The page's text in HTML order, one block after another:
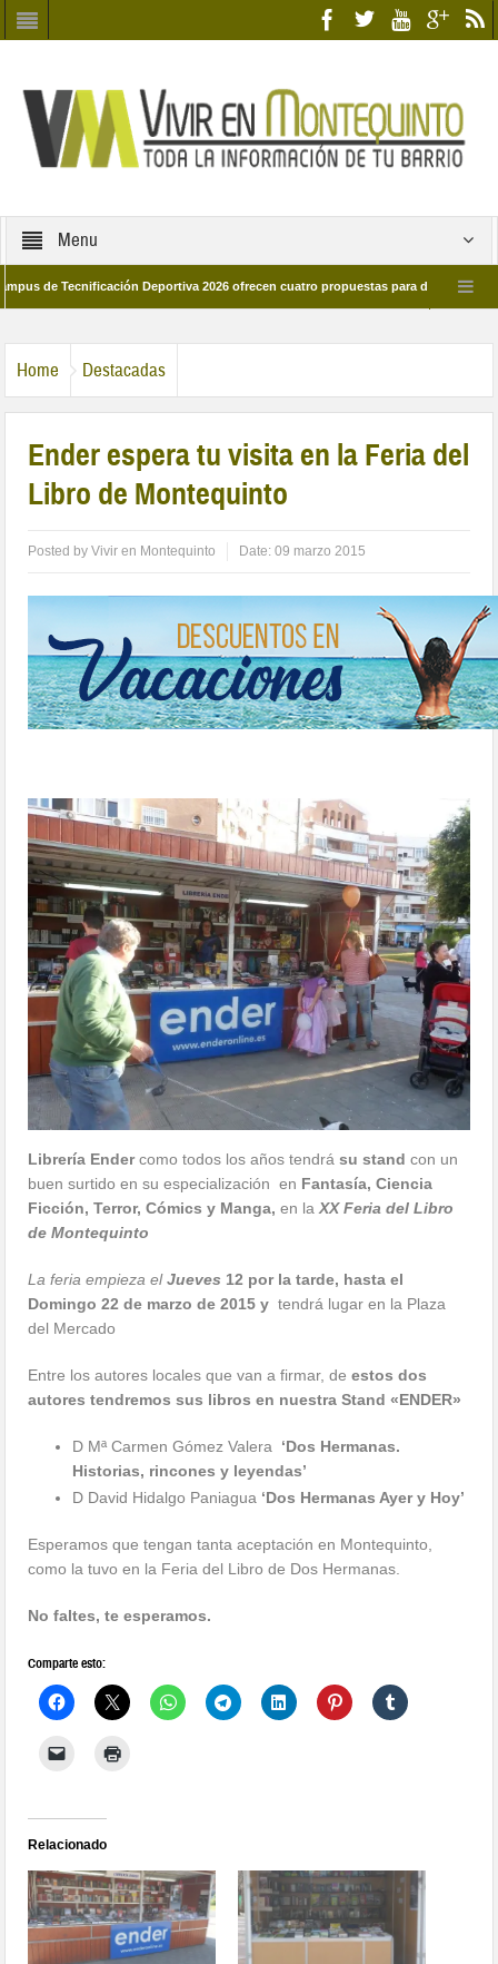
Menu
Tecnificación Deportiva 2026 ofrecen cuatro propuestas para disfrutar del
Home Destacadas
Ender espera tu visita en la Feria del
Libro de Montequinto
Posted byVivir en Montequinto Date:09 marzo 2015
Librería Endercomo todos los años tendrásu stand con un
buen surtido en su especialización en Fantasía, Ciencia
Ficción, Terror, Cómics y Manga,en la XX Feria del Libro
de Montequinto
La feria empieza elJueves 12 por la tarde, hasta el
Domingo 22 de marzo de 2015 y tendrá lugar en la Plaza
del Mercado
Entre los autores locales que van a firmar, deestos dos
autores tendremos sus libros en nuestra Stand «ENDER»
D Mª Carmen Gómez Valera ‘Dos Hermanas.
Historias, rincones y leyendas’
D David Hidalgo Paniagua ‘Dos Hermanas Ayer y Hoy’
Esperamos que tengan tanta aceptación en Montequinto,
como la tuvo en la Feria del Libro de Dos Hermanas.
No faltes, te esperamos.
Comparte esto:
Relacionado